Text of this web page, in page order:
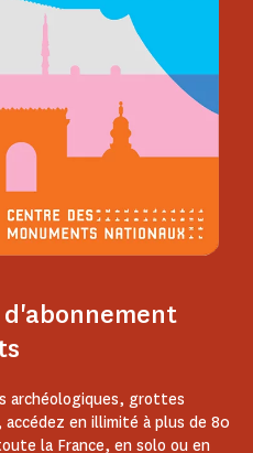
archéologiques, grottes
en illimité à plus de 80
la France, en solo ou en